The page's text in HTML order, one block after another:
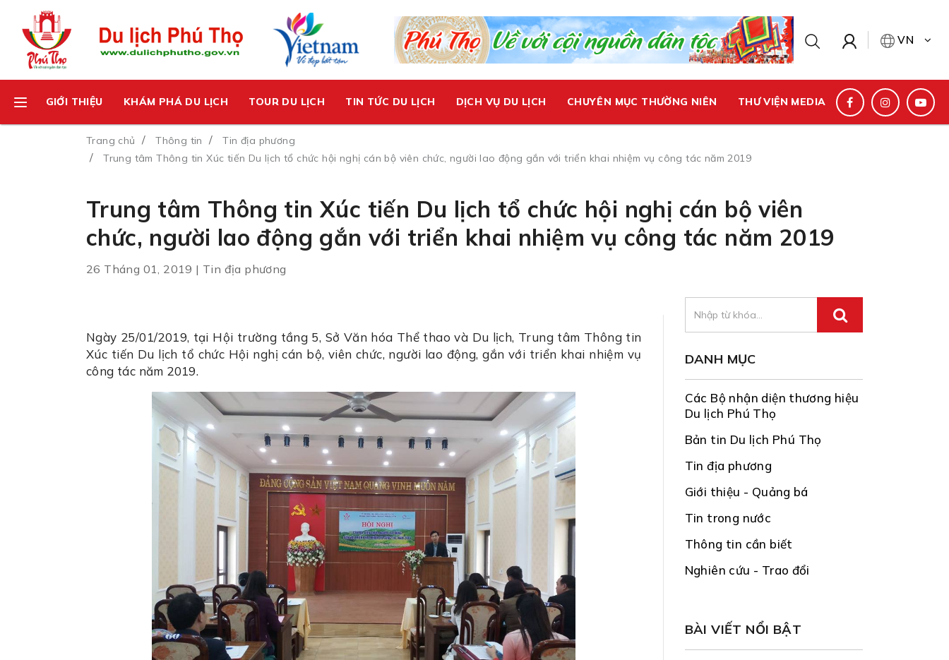
VN
GIỚI THIỆU KHÁM PHÁ DU LỊCH TOUR DU LỊCH TIN TỨC DU LỊCH DỊCH VỤ DU LỊCH CHUYÊN MỤC THƯỜNG NIÊN THƯ VIỆN MEDIA
Trang chủ Thông tin
Tin địa phương
Trung tâm Thông tin Xúc tiến Du lịch tổ chức hội nghị cán bộ viên chức, người lao động gắn với triển khai nhiệm vụ công tác năm 2019
Trung tâm Thông tin Xúc tiến Du lịch tổ chức hội nghị cán bộ viên
chức, người lao động gắn với triển khai nhiệm vụ công tác năm 2019
26 Tháng 01, 2019 | Tin địa phương
Ngày 25/01/2019, tại Hội trường tầng 5, Sở Văn hóa Thể thao và Du lịch, Trung tâm Thông tin
Xúc tiến Du lịch tổ chức Hội nghị cán bộ, viên chức, người lao động, gắn với triển khai nhiệm vụ
công tác năm 2019.
DANH MỤC
Các Bộ nhận diện thương hiệu
Du lịch Phú Thọ
Bản tin Du lịch Phú Thọ
Tin địa phương
Giới thiệu - Quảng bá
Tin trong nước
Thông tin cần biết
Nghiên cứu - Trao đổi
BÀI VIẾT NỔI BẬT